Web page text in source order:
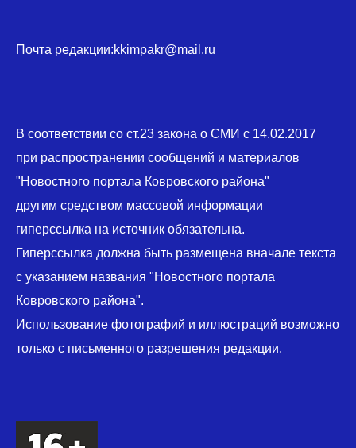
Почта редакции:kkimpakr@mail.ru
В соответствии со ст.23 закона о СМИ с 14.02.2017
при распространении сообщений и материалов
"Новостного портала Ковровского района"
другим средством массовой информации
гиперссылка на источник обязательна.
Гиперссылка должна быть размещена вначале текста
с указанием названия "Новостного портала
Ковровского района".
Использование фотографий и иллюстраций возможно
только с письменного разрешения редакции.